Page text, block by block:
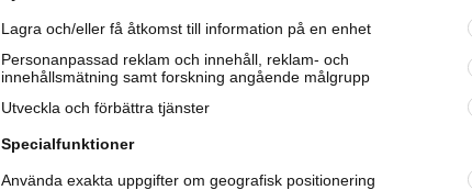
Lagra och/eller få åtkomst till information på en enhet
Personanpassad reklam och innehåll, reklam- och
innehållsmätning samt forskning angående målgrupp
Utveckla och förbättra tjänster
Specialfunktioner
Använda exakta uppgifter om geografisk positionering